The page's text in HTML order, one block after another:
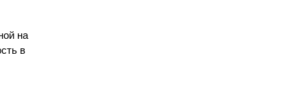
на
в